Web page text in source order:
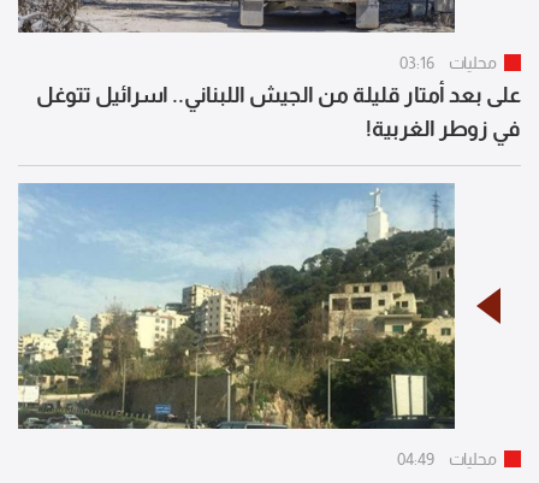
محليات 03:16
على بعد أمتار قليلة من الجيش اللبناني.. اسرائيل تتوغل
في زوطر الغربية!
محليات 04:49